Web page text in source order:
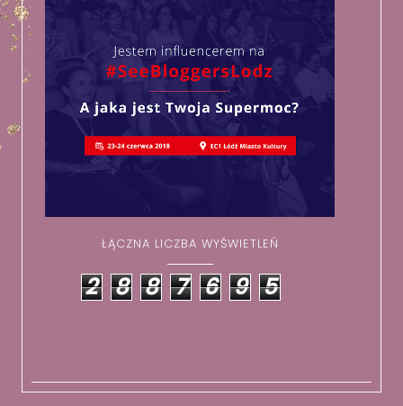
ŁĄCZNA LICZBA WYŚWIETLEŃ
2 8 8 7 6 9 5